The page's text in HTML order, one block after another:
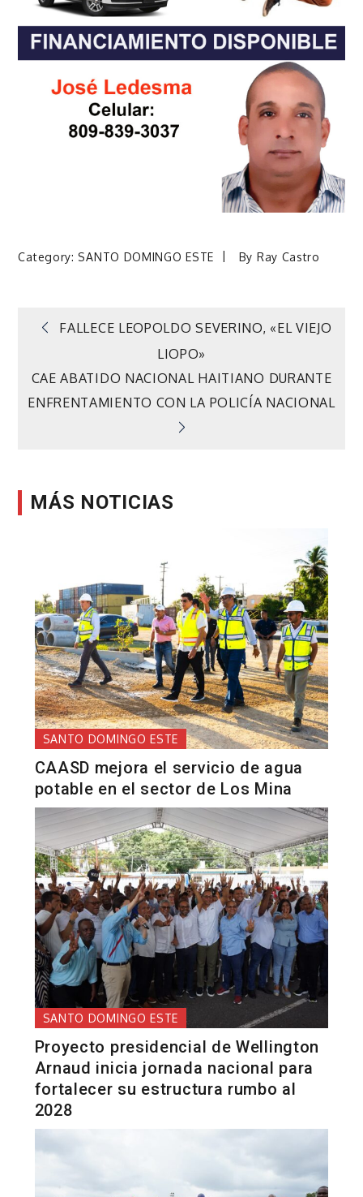
Category: SANTO DOMINGO ESTE By Ray Castro
Navegación
de
FALLECE LEOPOLDO SEVERINO, «EL VIEJO
LIOPO»
CAE ABATIDO NACIONAL HAITIANO DURANTE
ENFRENTAMIENTO CON LA POLICÍA NACIONAL
MÁS NOTICIAS
SANTO DOMINGO ESTE
CAASD mejora el servicio de agua
potable en el sector de Los Mina
SANTO DOMINGO ESTE
Proyecto presidencial de Wellington
Arnaud inicia jornada nacional para
fortalecer su estructura rumbo al
2028